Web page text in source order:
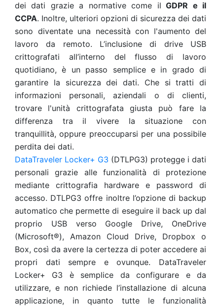
dei dati grazie a normative come il GDPR e il
CCPA. Inoltre, ulteriori opzioni di sicurezza dei dati
sono diventate una necessità con l'aumento del
lavoro da remoto. L’inclusione di drive USB
crittografati all’interno del flusso di lavoro
quotidiano, è un passo semplice e in grado di
garantire la sicurezza dei dati. Che si tratti di
informazioni personali, aziendali o di clienti,
trovare l'unità crittografata giusta può fare la
differenza tra il vivere la situazione con
tranquillità, oppure preoccuparsi per una possibile
perdita dei dati.
DataTraveler Locker+ G3 (DTLPG3) protegge i dati
personali grazie alle funzionalità di protezione
mediante crittografia hardware e password di
accesso. DTLPG3 offre inoltre l’opzione di backup
automatico che permette di eseguire il back up dal
proprio USB verso Google Drive, OneDrive
(Microsoft®), Amazon Cloud Drive, Dropbox o
Box, così da avere la certezza di poter accedere ai
propri dati sempre e ovunque. DataTraveler
Locker+ G3 è semplice da configurare e da
utilizzare, e non richiede l’installazione di alcuna
applicazione, in quanto tutte le funzionalità